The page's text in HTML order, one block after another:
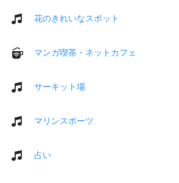
花のきれいなスポット
マンガ喫茶・ネットカフェ
サーキット場
マリンスポーツ
占い